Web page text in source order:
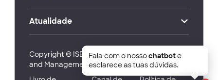
Atualidade
Copyright © ISEG Lisbon School of Economics
and Management 2026
Fala com o nossochatbote
esclarece as tuas dúvidas.